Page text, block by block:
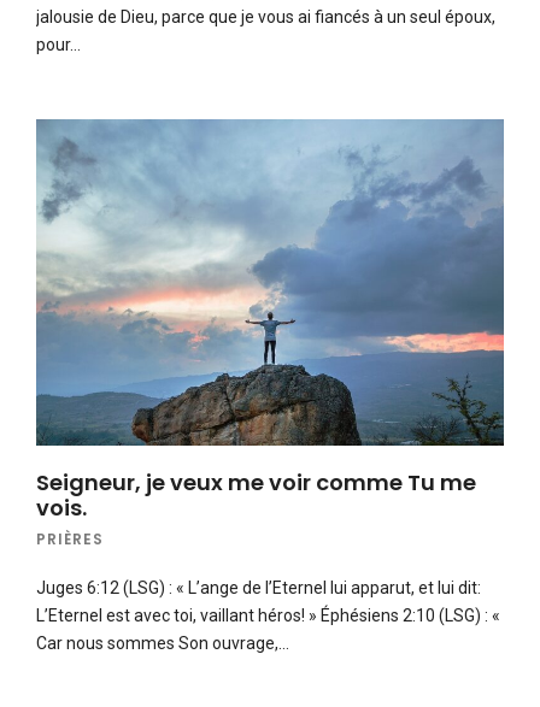
jalousie de Dieu, parce que je vous ai fiancés à un seul époux,
pour…
Seigneur, je veux me voir comme Tu me
vois.
PRIÈRES
Juges 6:12 (LSG) : « L’ange de l’Eternel lui apparut, et lui dit:
L’Eternel est avec toi, vaillant héros! » Éphésiens 2:10 (LSG) : «
Car nous sommes Son ouvrage,…